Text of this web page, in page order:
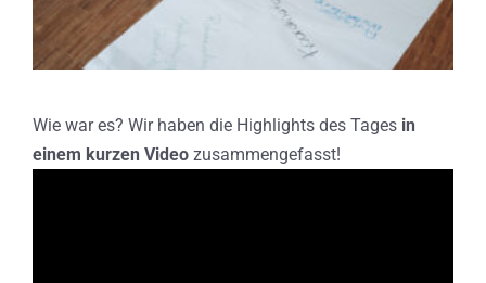
Wie war es? Wir haben die Highlights des Tages in
einem kurzen Video zusammengefasst!